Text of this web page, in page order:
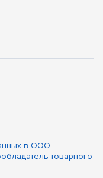
в ООО
товарного